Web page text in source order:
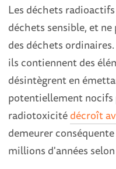
Les déchets
déchets sensible, et
des déchets
ils contiennent des
désintègrent en
potentiellement nocifs
radiotoxicitédécroît
demeurer
millions d'années selon